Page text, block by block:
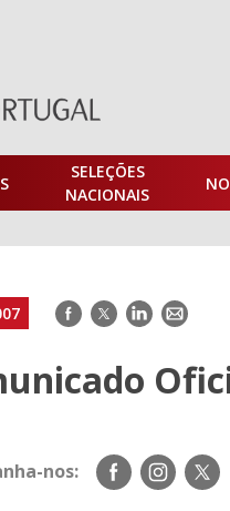
SELEÇÕES
NACIONAIS
Facebook
TwitterLinkedIn
E-
nos:
Siga-
nos
Siga-
nos
Siga-
nos